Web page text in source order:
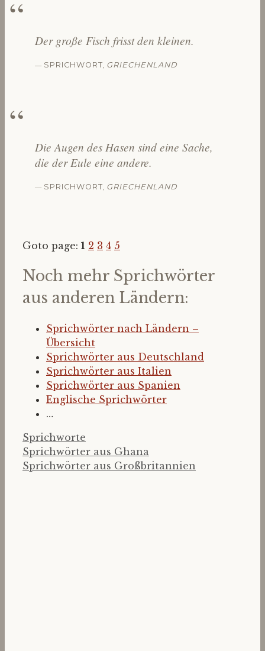
Der große Fisch frisst den kleinen.
— SPRICHWORT GRIECHENLAND
Die Augen des Hasen sind eine Sache,
die der Eule eine andere.
— SPRICHWORT GRIECHENLAND
Goto page: 1 2 3 4 5
Noch mehr Sprichwörter
aus anderen Ländern:
Sprichwörter nach Ländern –
Übersicht
Sprichwörter aus Deutschland
Sprichwörter aus Italien
Sprichwörter aus Spanien
Englische Sprichwörter
…
Kategorien
Sprichworte
Sprichwörter aus Ghana
Sprichwörter aus Großbritannien